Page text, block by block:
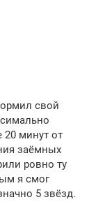
свой
20 минут от
заёмных
ровно ту
я смог
5 звёзд.